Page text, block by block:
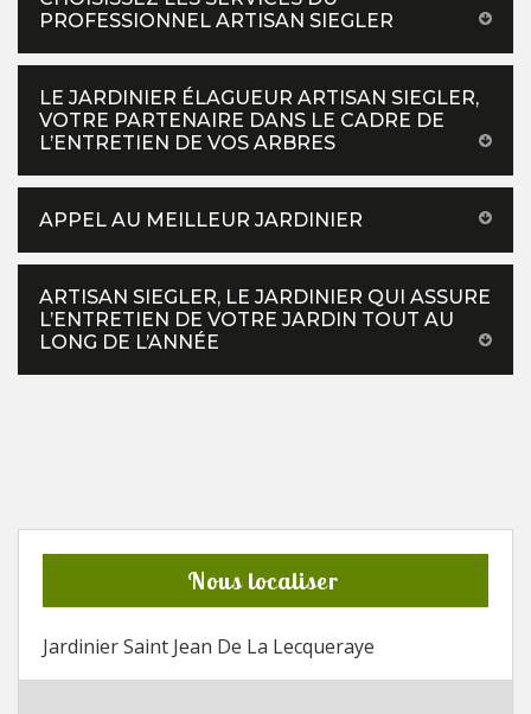
PROFESSIONNEL ARTISAN SIEGLER
LE JARDINIER ÉLAGUEUR ARTISAN SIEGLER,
VOTRE PARTENAIRE DANS LE CADRE DE
L’ENTRETIEN DE VOS ARBRES
APPEL AU MEILLEUR JARDINIER
ARTISAN SIEGLER, LE JARDINIER QUI ASSURE
L’ENTRETIEN DE VOTRE JARDIN TOUT AU
LONG DE L’ANNÉE
Nous localiser
Jardinier Saint Jean De La Lecqueraye